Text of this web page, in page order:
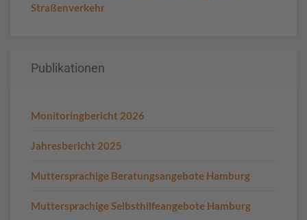
Straßenverkehr
Publikationen
Monitoringbericht 2026
Jahresbericht 2025
Muttersprachige Beratungsangebote Hamburg
Muttersprachige Selbsthilfeangebote Hamburg